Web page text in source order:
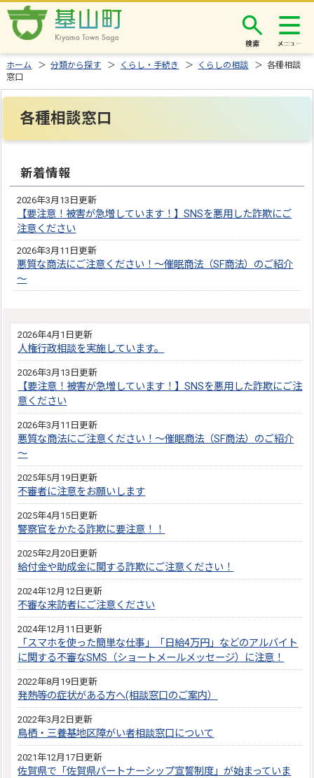
検索
ホーム ＞分類から探す ＞ くらし・手続き ＞ くらしの相談 ＞ 各種相談
窓口
各種相談窓口
新着情報
2026年3月13日更新
【要注意！被害が急増しています！】SNSを悪用した詐欺にご
注意ください
2026年3月11日更新
悪質な商法にご注意ください！～催眠商法（SF商法）のご紹介
～
2026年4月1日更新
人権行政相談を実施しています。
2026年3月13日更新
【要注意！被害が急増しています！】SNSを悪用した詐欺にご注
意ください
2026年3月11日更新
悪質な商法にご注意ください！～催眠商法（SF商法）のご紹介
～
2025年5月19日更新
不審者に注意をお願いします
2025年4月15日更新
警察官をかたる詐欺に要注意！！
2025年2月20日更新
給付金や助成金に関する詐欺にご注意ください！
2024年12月12日更新
不審な来訪者にご注意ください
2024年12月11日更新
「スマホを使った簡単な仕事」「日給4万円」などのアルバイト
に関する不審なSMS（ショートメールメッセージ）に注意！
2022年8月19日更新
発熱等の症状がある方へ(相談窓口のご案内）
2022年3月2日更新
鳥栖・三養基地区障がい者相談窓口について
2021年12月17日更新
佐賀県で「佐賀県パートナーシップ宣誓制度」が始まっていま